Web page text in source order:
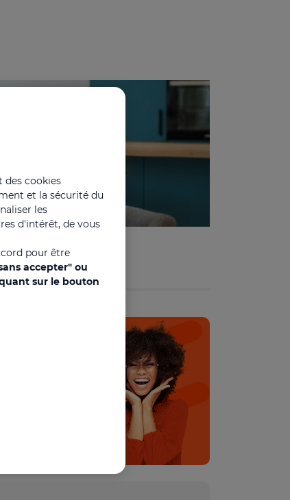
des cookies
et la sécurité du
les
d'intérêt, de vous
pour être
accepter" ou
sur le bouton